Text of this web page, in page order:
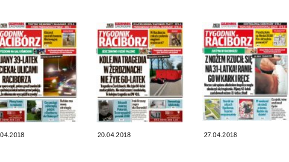
20.04.2018 27.04.2018